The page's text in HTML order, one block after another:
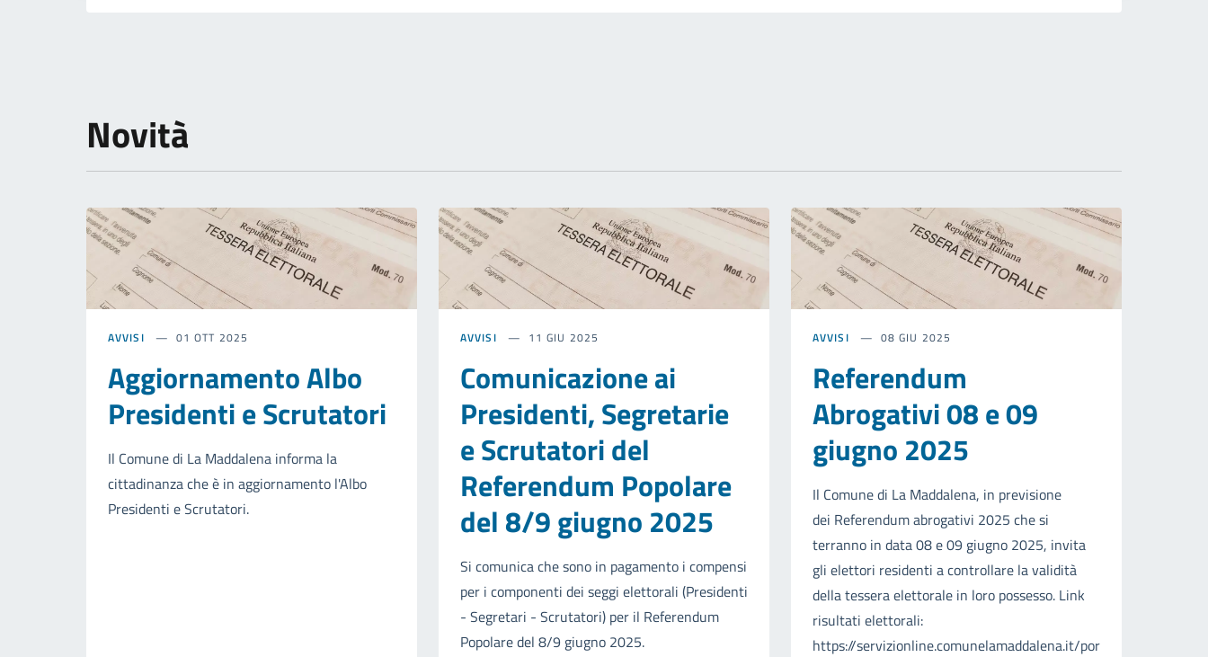
Novità
AVVISI 01 OTT 2025
Aggiornamento Albo
Presidenti e Scrutatori
Il Comune di La Maddalena informa la
cittadinanza che è in aggiornamento l'Albo
Presidenti e Scrutatori.
AVVISI 11 GIU 2025
Comunicazione ai
Presidenti, Segretarie
e Scrutatori del
Referendum Popolare
del 8/9 giugno 2025
Si comunica che sono in pagamento i compensi
per i componenti dei seggi elettorali (Presidenti
- Segretari - Scrutatori) per il Referendum
Popolare del 8/9 giugno 2025.
AVVISI 08 GIU 2025
Referendum
Abrogativi 08 e 09
giugno 2025
Il Comune di La Maddalena, in previsione
dei Referendum abrogativi 2025 che si
terranno in data 08 e 09 giugno 2025, invita
gli elettori residenti a controllare la validità
della tessera elettorale in loro possesso. Link
risultati elettorali:
https://servizionline.comunelamaddalena.it/por